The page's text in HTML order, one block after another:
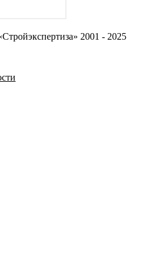
2001 - 2025